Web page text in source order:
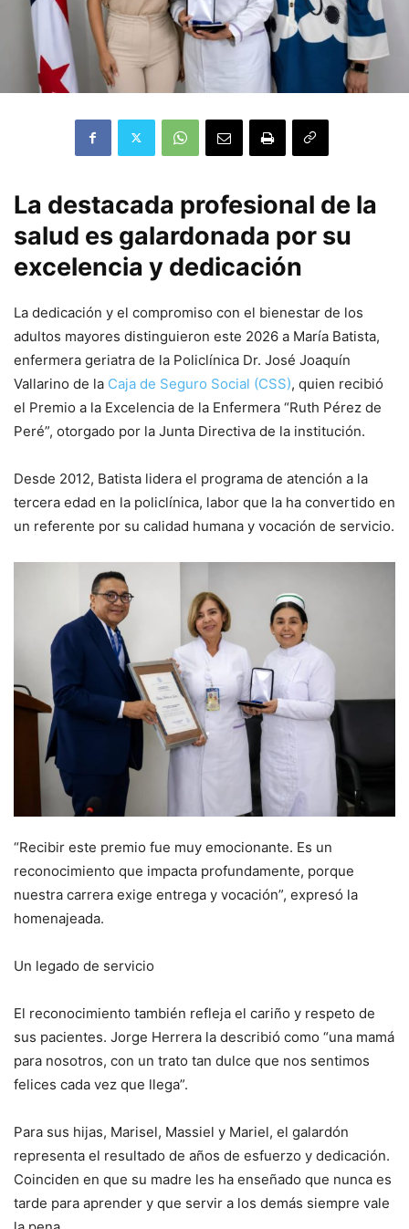
La destacada profesional de la
salud es galardonada por su
excelencia y dedicación
La dedicación y el compromiso con el bienestar de los
adultos mayores distinguieron este 2026 a María Batista,
enfermera geriatra de la Policlínica Dr. José Joaquín
Vallarino de la Caja de Seguro Social (CSS), quien recibió
el Premio a la Excelencia de la Enfermera “Ruth Pérez de
Peré”, otorgado por la Junta Directiva de la institución.
Desde 2012, Batista lidera el programa de atención a la
tercera edad en la policlínica, labor que la ha convertido en
un referente por su calidad humana y vocación de servicio.
“Recibir este premio fue muy emocionante. Es un
reconocimiento que impacta profundamente, porque
nuestra carrera exige entrega y vocación”, expresó la
homenajeada.
Un legado de servicio
El reconocimiento también refleja el cariño y respeto de
sus pacientes. Jorge Herrera la describió como “una mamá
para nosotros, con un trato tan dulce que nos sentimos
felices cada vez que llega”.
Para sus hijas, Marisel, Massiel y Mariel, el galardón
representa el resultado de años de esfuerzo y dedicación.
Coinciden en que su madre les ha enseñado que nunca es
tarde para aprender y que servir a los demás siempre vale